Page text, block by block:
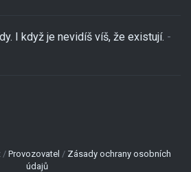
I když je nevidíš víš, že existují. -
/ Provozovatel / Zásady ochrany osobních
údajů